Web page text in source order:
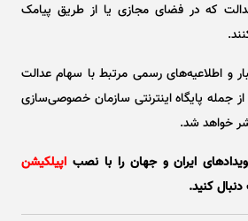
که در فضای مجازی یا از طریق پیامک
و اطلاعیه‌های رسمی مرتبط با سهام عدالت
جمله پایگاه اینترنتی سازمان خصوصی‌سازی
ایران و جهان را با نصب اپیلکیشن
کنید.